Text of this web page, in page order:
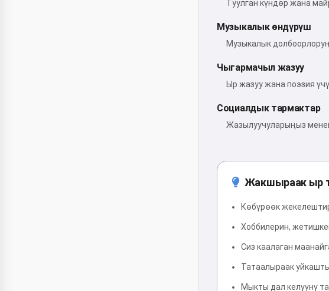
Туулган күндөр жана
Музыкалык өндүрүш
Музыкалык
Чыгармачыл жазуу
Ыр жазуу жана поэзия
Социалдык тармактар
Жазылуучуларыңыз
Жакшыраак ыр
Көбүрөөк
Хоббилерин,
Сиз каалаган
Татаалыраак
Мыкты дал келүүнү